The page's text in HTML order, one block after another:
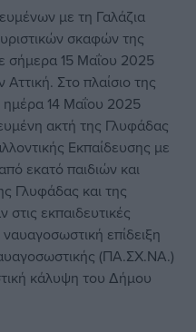
με τη Γαλάζια
σκαφών της
σήμερα 15 Μαΐου 2025
Στο πλαίσιο της
14 Μαΐου 2025
ακτή της Γλυφάδας
Εκπαίδευσης με
εκατό παιδιών και
Γλυφάδας και της
στις εκπαιδευτικές
επίδειξη
(ΠΑ.ΣΧ.ΝΑ.)
κάλυψη του Δήμου